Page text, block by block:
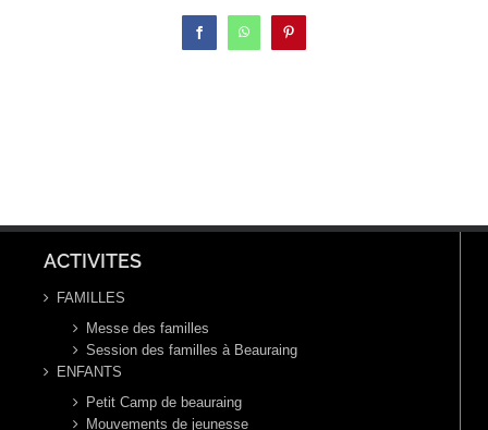
FacebookWhatsApp
ACTIVITES
FAMILLES
Messe des familles
Session des familles à Beauraing
ENFANTS
Petit Camp de beauraing
Mouvements de jeunesse